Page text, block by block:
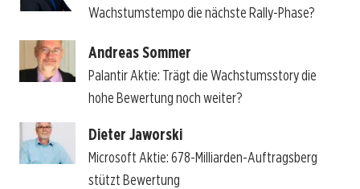
Wachstumstempo die nächste Rally-Phase?
Andreas Sommer
Palantir Aktie: Trägt die Wachstumsstory die
hohe Bewertung noch weiter?
Dieter Jaworski
Microsoft Aktie: 678-Milliarden-Auftragsberg
stützt Bewertung